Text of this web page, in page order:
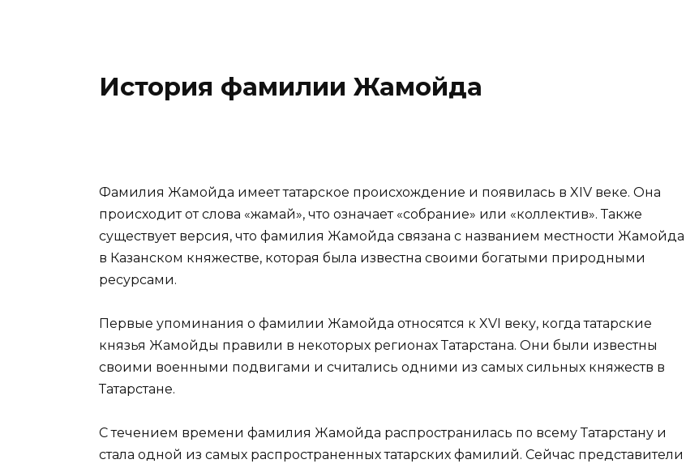
История фамилии Жамойда
Фамилия Жамойда имеет татарское происхождение и появилась в XIV веке. Она
происходит от слова «жамай», что означает «собрание» или «коллектив». Также
существует версия, что фамилия Жамойда связана с названием местности Жамойда
в Казанском княжестве, которая была известна своими богатыми природными
ресурсами.
Первые упоминания о фамилии Жамойда относятся к XVI веку, когда татарские
князья Жамойды правили в некоторых регионах Татарстана. Они были известны
своими военными подвигами и считались одними из самых сильных княжеств в
Татарстане.
С течением времени фамилия Жамойда распространилась по всему Татарстану и
стала одной из самых распространенных татарских фамилий. Сейчас представители